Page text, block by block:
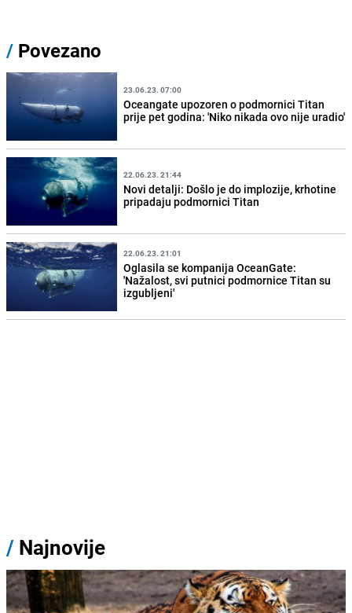
/ Povezano
23.06.23. 07:00
Oceangate upozoren o podmornici Titan
prije pet godina: 'Niko nikada ovo nije uradio'
22.06.23. 21:44
Novi detalji: Došlo je do implozije, krhotine
pripadaju podmornici Titan
22.06.23. 21:01
Oglasila se kompanija OceanGate:
'Nažalost, svi putnici podmornice Titan su
izgubljeni'
/ Najnovije